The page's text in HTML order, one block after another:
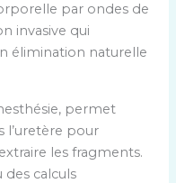
par ondes de
invasive qui
élimination naturelle
permet
l’uretère pour
les fragments.
des calculs